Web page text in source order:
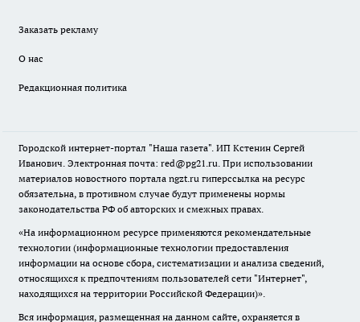
Заказать рекламу
О нас
Редакционная политика
Городской интернет-портал "Наша газета". ИП Кстенин Сергей
Иванович. Электронная почта: red@pg21.ru. При использовании
материалов новостного портала ngzt.ru гиперссылка на ресурс
обязательна, в противном случае будут применены нормы
законодательства РФ об авторских и смежных правах.
«На информационном ресурсе применяются рекомендательные
технологии (информационные технологии предоставления
информации на основе сбора, систематизации и анализа сведений,
относящихся к предпочтениям пользователей сети "Интернет",
находящихся на территории Российской Федерации)».
Вся информация, размещенная на данном сайте, охраняется в